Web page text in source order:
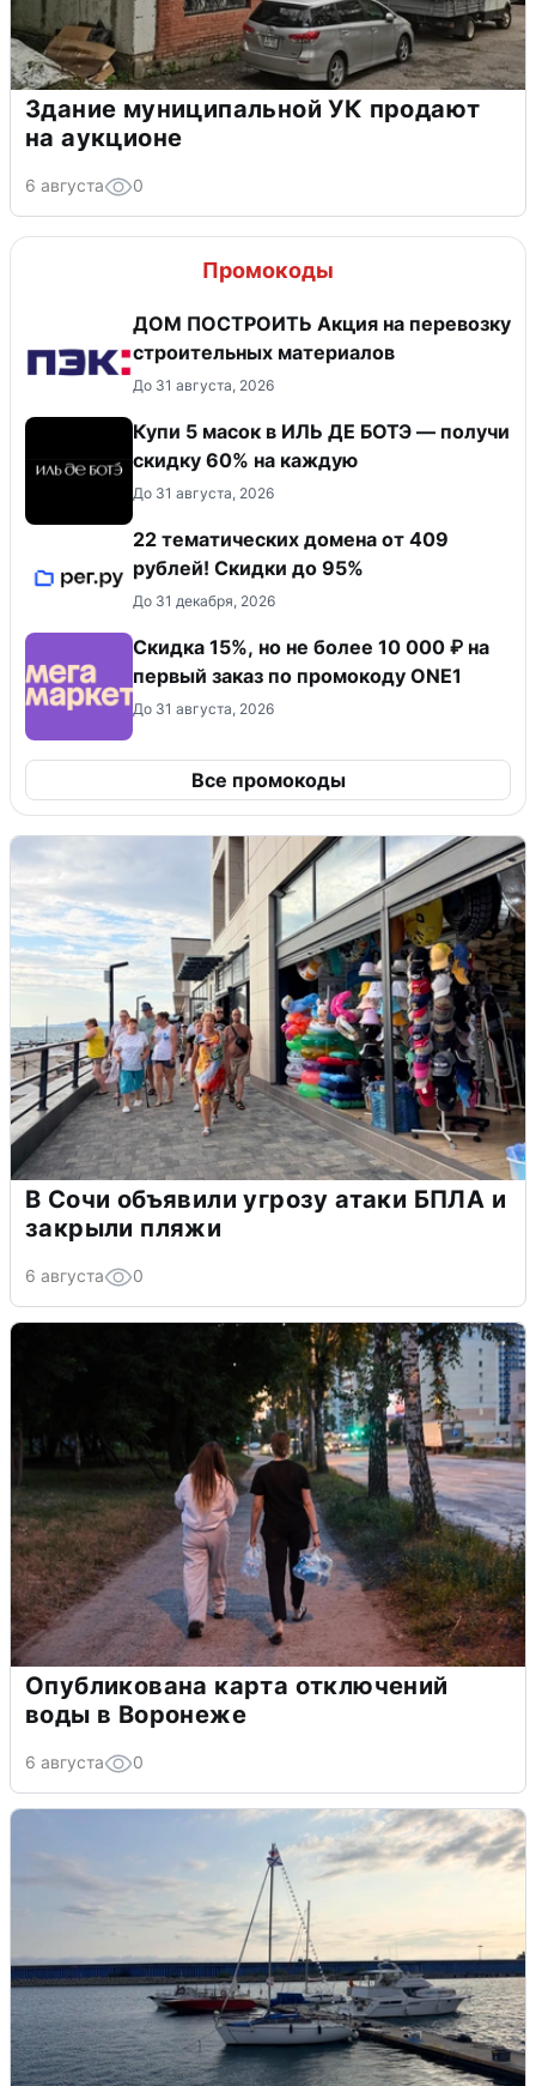
Здание муниципальной УК продают
на аукционе
6 августа 0
Промокоды
ДОМ ПОСТРОИТЬ Акция на перевозку
строительных материалов
До 31 августа, 2026
Купи 5 масок в ИЛЬ ДЕ БОТЭ — получи
скидку 60% на каждую
До 31 августа, 2026
22 тематических домена от 409
рублей! Скидки до 95%
До 31 декабря, 2026
Скидка 15%, но не более 10 000 ₽ на
первый заказ по промокоду ONE1
До 31 августа, 2026
Все промокоды
В Сочи объявили угрозу атаки БПЛА и
закрыли пляжи
6 августа 0
Опубликована карта отключений
воды в Воронеже
6 августа 0